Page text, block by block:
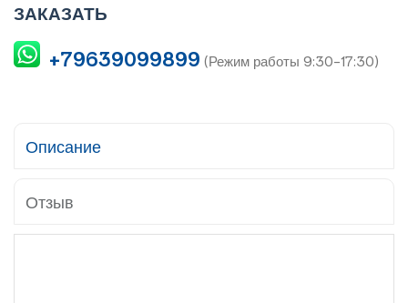
ЗАКАЗАТЬ
+79639099899 (Режим работы 9:30-17:30)
Описание
Отзыв